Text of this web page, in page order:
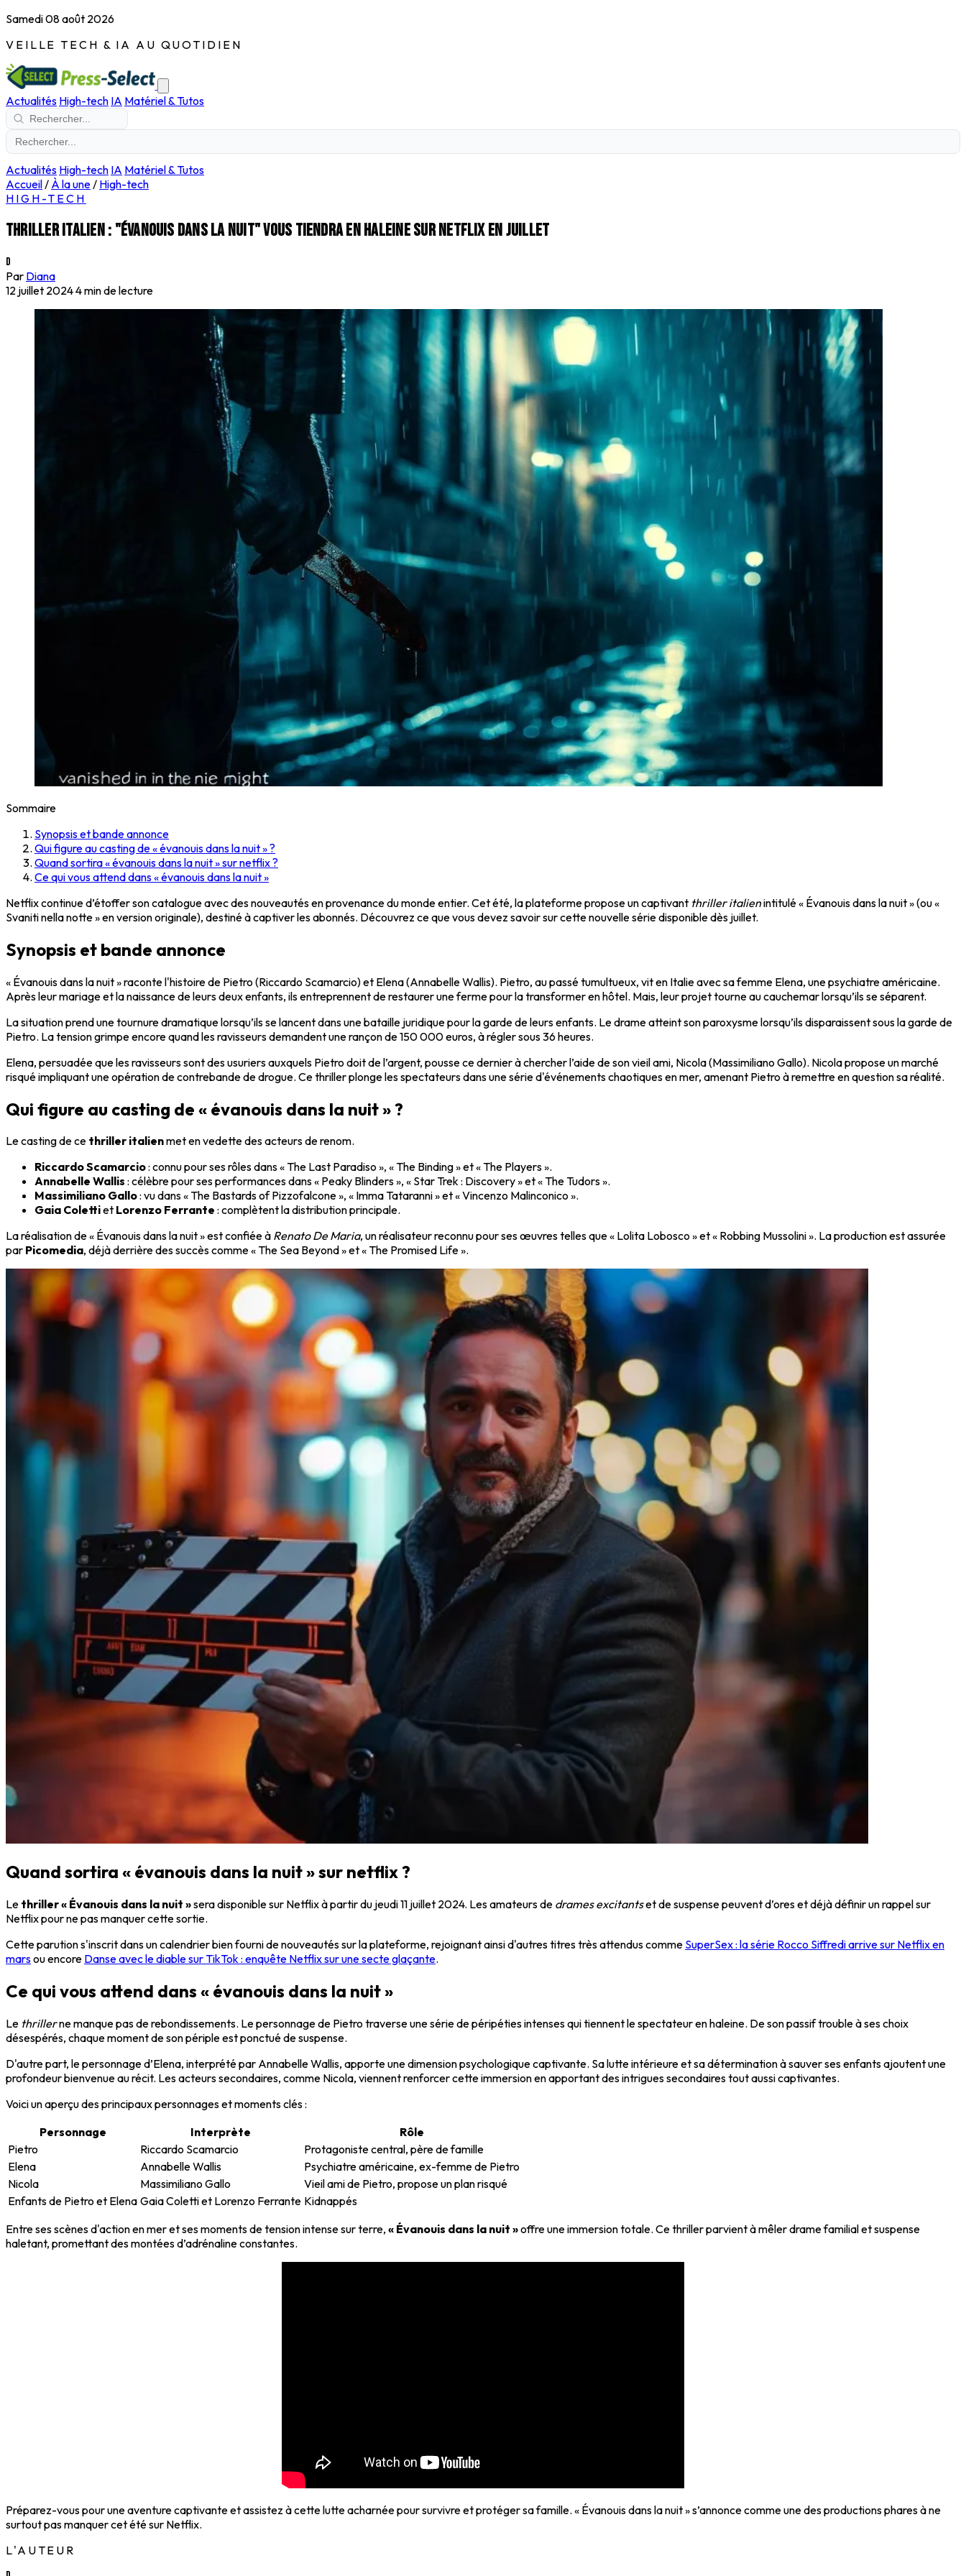
Samedi 08 août 2026
VEILLE TECH & IA AU QUOTIDIEN
Actualités High-tech IA Matériel & Tutos
Actualités High-tech IA Matériel & Tutos
Accueil/ À la une/ High-tech
HIGH-TECH
Thriller italien : "Évanouis dans la nuit" vous tiendra en haleine sur Netflix en juillet
D
Par Diana
12 juillet 20244 min de lecture
Sommaire
Synopsis et bande annonce
Qui figure au casting de « évanouis dans la nuit » ?
Quand sortira « évanouis dans la nuit » sur netflix ?
Ce qui vous attend dans « évanouis dans la nuit »
Netflix continue d’étoffer son catalogue avec des nouveautés en provenance du monde entier. Cet été, la plateforme propose un captivant thriller italienintitulé « Évanouis dans la nuit » (ou «
Svaniti nella notte » en version originale), destiné à captiver les abonnés. Découvrez ce que vous devez savoir sur cette nouvelle série disponible dès juillet.
Synopsis et bande annonce
« Évanouis dans la nuit » raconte l'histoire de Pietro (Riccardo Scamarcio) et Elena (Annabelle Wallis). Pietro, au passé tumultueux, vit en Italie avec sa femme Elena, une psychiatre américaine.
Après leur mariage et la naissance de leurs deux enfants, ils entreprennent de restaurer une ferme pour la transformer en hôtel. Mais, leur projet tourne au cauchemar lorsqu’ils se séparent.
La situation prend une tournure dramatique lorsqu’ils se lancent dans une bataille juridique pour la garde de leurs enfants. Le drame atteint son paroxysme lorsqu’ils disparaissent sous la garde de
Pietro. La tension grimpe encore quand les ravisseurs demandent une rançon de 150 000 euros, à régler sous 36 heures.
Elena, persuadée que les ravisseurs sont des usuriers auxquels Pietro doit de l’argent, pousse ce dernier à chercher l’aide de son vieil ami, Nicola (Massimiliano Gallo). Nicola propose un marché
risqué impliquant une opération de contrebande de drogue. Ce thriller plonge les spectateurs dans une série d'événements chaotiques en mer, amenant Pietro à remettre en question sa réalité.
Qui figure au casting de « évanouis dans la nuit » ?
Le casting de ce thriller italienmet en vedette des acteurs de renom.
Riccardo Scamarcio: connu pour ses rôles dans « The Last Paradiso », « The Binding » et « The Players ».
Annabelle Wallis : célèbre pour ses performances dans « Peaky Blinders », « Star Trek : Discovery » et « The Tudors ».
Massimiliano Gallo: vu dans « The Bastards of Pizzofalcone », « Imma Tataranni » et « Vincenzo Malinconico ».
Gaia Colettiet Lorenzo Ferrante : complètent la distribution principale.
La réalisation de « Évanouis dans la nuit » est confiée à Renato De Maria, un réalisateur reconnu pour ses œuvres telles que « Lolita Lobosco » et « Robbing Mussolini ». La production est assurée
par Picomedia, déjà derrière des succès comme « The Sea Beyond » et « The Promised Life ».
Quand sortira « évanouis dans la nuit » sur netflix ?
Le thriller « Évanouis dans la nuit »sera disponible sur Netflix à partir du jeudi 11 juillet 2024. Les amateurs de drames excitantset de suspense peuvent d’ores et déjà définir un rappel sur
Netflix pour ne pas manquer cette sortie.
Cette parution s'inscrit dans un calendrier bien fourni de nouveautés sur la plateforme, rejoignant ainsi d'autres titres très attendus comme SuperSex : la série Rocco Siffredi arrive sur Netflix en
marsou encore Danse avec le diable sur TikTok : enquête Netflix sur une secte glaçante.
Ce qui vous attend dans « évanouis dans la nuit »
Le thrillerne manque pas de rebondissements. Le personnage de Pietro traverse une série de péripéties intenses qui tiennent le spectateur en haleine. De son passif trouble à ses choix
désespérés, chaque moment de son périple est ponctué de suspense.
D'autre part, le personnage d’Elena, interprété par Annabelle Wallis, apporte une dimension psychologique captivante. Sa lutte intérieure et sa détermination à sauver ses enfants ajoutent une
profondeur bienvenue au récit. Les acteurs secondaires, comme Nicola, viennent renforcer cette immersion en apportant des intrigues secondaires tout aussi captivantes.
Voici un aperçu des principaux personnages et moments clés :
Personnage
Interprète
Rôle
Pietro
Riccardo Scamarcio
Protagoniste central, père de famille
Elena
Annabelle Wallis
Psychiatre américaine, ex-femme de Pietro
Nicola
Massimiliano Gallo
Vieil ami de Pietro, propose un plan risqué
Enfants de Pietro et Elena Gaia Coletti et Lorenzo Ferrante Kidnappés
Entre ses scènes d'action en mer et ses moments de tension intense sur terre, « Évanouis dans la nuit »offre une immersion totale. Ce thriller parvient à mêler drame familial et suspense
haletant, promettant des montées d’adrénaline constantes.
Préparez-vous pour une aventure captivante et assistez à cette lutte acharnée pour survivre et protéger sa famille. « Évanouis dans la nuit » s’annonce comme une des productions phares à ne
surtout pas manquer cet été sur Netflix.
L'AUTEUR